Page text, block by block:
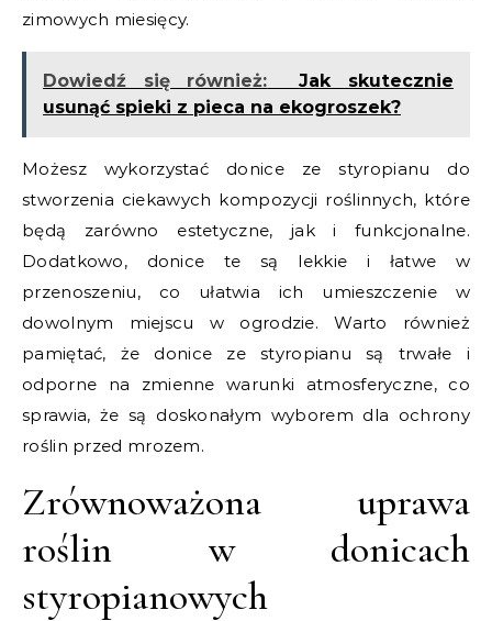
zimowych miesięcy.
Dowiedź się również:
Jak skutecznie
usunąć spieki z pieca na ekogroszek?
Możesz wykorzystać donice ze styropianu do
stworzenia ciekawych kompozycji roślinnych, które
będą zarówno estetyczne, jak i funkcjonalne.
Dodatkowo, donice te są lekkie i łatwe w
przenoszeniu, co ułatwia ich umieszczenie w
dowolnym miejscu w ogrodzie. Warto również
pamiętać, że donice ze styropianu są trwałe i
odporne na zmienne warunki atmosferyczne, co
sprawia, że są doskonałym wyborem dla ochrony
roślin przed mrozem.
Zrównoważona uprawa
roślin w donicach
styropianowych